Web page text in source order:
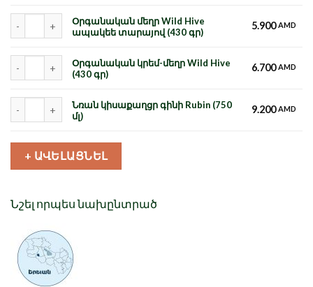
Օրգանական մեղր Wild Hive
ապակեե տարայով (430 գր)
5.900AMD
Օրգանական կրեմ-մեղր Wild Hive
(430 գր)
6.700AMD
Նռան կիսաքաղցր գինի Rubin (750
մլ)
9.200AMD
+ ԱՎԵԼԱՑՆԵԼ
Նշել որպես նախընտրած